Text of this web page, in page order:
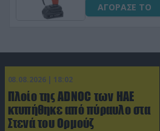
ΑΓΟΡΑΣΕ ΤΟ
08.08.2026 | 18:02
Πλοίο της ADNOC των ΗΑΕ
κτυπήθηκε από πύραυλο στα
Στενά του Ορμούζ